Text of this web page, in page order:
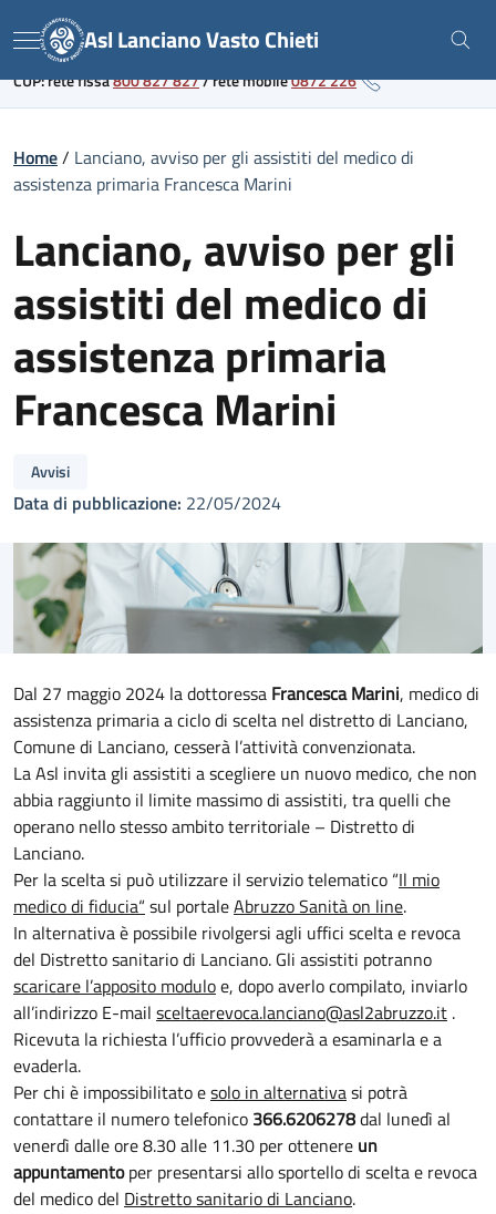
to
content
Link al portale sanitario regionale
Menu Asl Lanciano Vasto Chieti
CUP: rete fissa800 827 827/rete mobile0872 226
Home/ Lanciano, avviso per gli assistiti del medico di
assistenza primaria Francesca Marini
Lanciano, avviso per gli
assistiti del medico di
assistenza primaria
Francesca Marini
Avvisi
Data di pubblicazione: 22/05/2024
Dal 27 maggio 2024 la dottoressa Francesca Marini, medico di
assistenza primaria a ciclo di scelta nel distretto di Lanciano,
Comune di Lanciano, cesserà l’attività convenzionata.
La Asl invita gli assistiti a scegliere un nuovo medico, che non
abbia raggiunto il limite massimo di assistiti, tra quelli che
operano nello stesso ambito territoriale – Distretto di
Lanciano.
Per la scelta si può utilizzare il servizio telematico “Il mio
medico di fiducia“ sul portaleAbruzzo Sanità on line.
In alternativa è possibile rivolgersi agli uffici scelta e revoca
del Distretto sanitario di Lanciano. Gli assistiti potranno
scaricare l’apposito moduloe, dopo averlo compilato, inviarlo
all’indirizzo E-mail sceltaerevoca.lanciano@asl2abruzzo.it .
Ricevuta la richiesta l’ufficio provvederà a esaminarla e a
evaderla.
Per chi è impossibilitato esolo in alternativasi potrà
contattare il numero telefonico 366.6206278dal lunedì al
venerdì dalle ore 8.30 alle 11.30 per ottenere un
appuntamentoper presentarsi allo sportello di scelta e revoca
del medico del Distretto sanitario di Lanciano.